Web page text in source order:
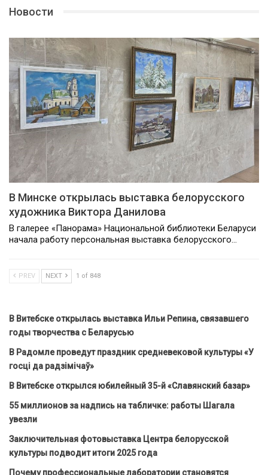
Новости
В Минске открылась выставка белорусского
художника Виктора Данилова
В галерее «Панорама» Национальной библиотеки Беларуси
начала работу персональная выставка белорусского…
PREV NEXT 1 of 848
В Витебске открылась выставка Ильи Репина, связавшего
годы творчества с Беларусью
В Радомле проведут праздник средневековой культуры «У
госці да радзімічаў»
В Витебске открылся юбилейный 35-й «Славянский базар»
55 миллионов за надпись на табличке: работы Шагала
увезли
Заключительная фотовыставка Центра белорусской
культуры подводит итоги 2025 года
Почему профессиональные лаборатории становятся